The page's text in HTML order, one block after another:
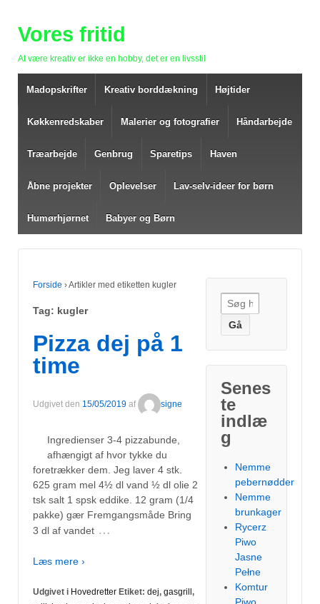
Vores fritid
At være kreativ er ikke en hobby, det er en livsstil
Madopskrifter Kreativ borddækning Højtider
Køkkenredskaber Malerier og fotografier Håndarbejde
Træarbejde Genbrug Sparetips Haven
Åbne projekter Oplevelser Lav-selv-ideer for børn
Humørhjørnet Babyer og Børn
Forside ›Artikler med etiketten kugler
Tag: kugler
Pizza dej på 1
time
Udgivet den 15/05/2019 af signe
Ingredienser 3-4 pizzabunde,
afhængigt af hvor tykke du
foretrækker dem. Jeg laver 4 stk.
625 gram mel 4½ dl vand ½ dl olie 2
tsk salt 1 spsk eddike. 12 gram (1/4
pakke) gær Fremgangsmåde Bring
3 dl af vandet …
Læs mere ›
Udgivet i Hovedretter Etiket: dej, gasgrill ,
Søg efter:
Senes
te
indlæ
g
Nemme
pebernødder
Nemme
brunkager
Rycerz
Piwo
Jasne
Pełne
Komtur